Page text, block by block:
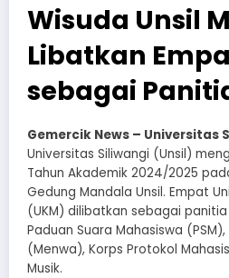
Wisuda Unsil
Libatkan
sebagai
Gemercik News – Universitas
Universitas Siliwangi (Unsil)
Tahun Akademik 2024/2025
Gedung Mandala Unsil. Empat
(UKM) dilibatkan sebagai panitia
Paduan Suara Mahasiswa
(Menwa), Korps Protokol
Musik.